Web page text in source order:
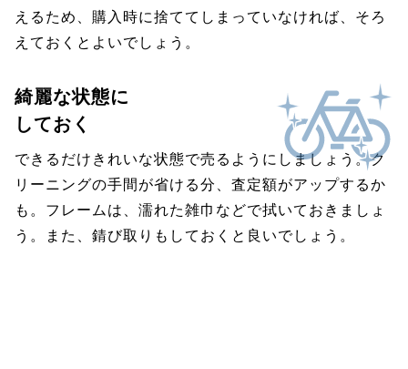
えるため、購入時に捨ててしまっていなければ、そろ
えておくとよいでしょう。
綺麗な状態に
しておく
できるだけきれいな状態で売るようにしましょう。ク
リーニングの手間が省ける分、査定額がアップするか
も。フレームは、濡れた雑巾などで拭いておきましょ
う。また、錆び取りもしておくと良いでしょう。